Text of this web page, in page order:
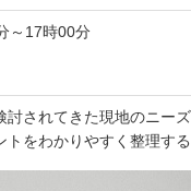
～17時00分
されてきた現地のニー
をわかりやすく整理す